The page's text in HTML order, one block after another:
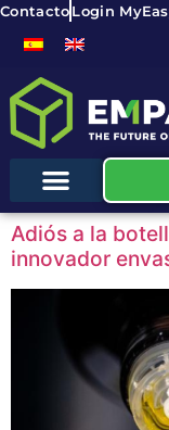
ContactoLogin
Adiós a la
innovador